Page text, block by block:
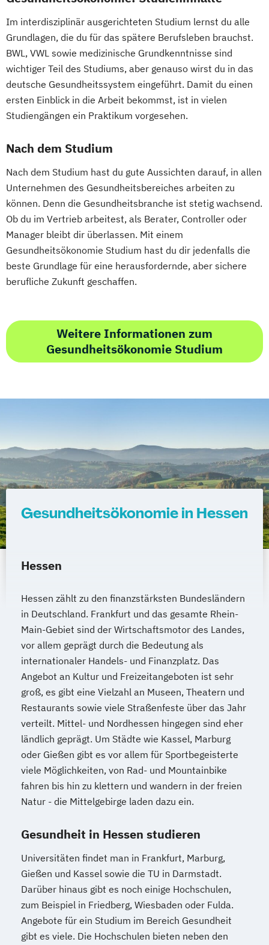
Im interdisziplinär ausgerichteten Studium lernst du alle
Grundlagen, die du für das spätere Berufsleben brauchst.
BWL, VWL sowie medizinische Grundkenntnisse sind
wichtiger Teil des Studiums, aber genauso wirst du in das
deutsche Gesundheitssystem eingeführt. Damit du einen
ersten Einblick in die Arbeit bekommst, ist in vielen
Studiengängen ein Praktikum vorgesehen.
Nach dem Studium
Nach dem Studium hast du gute Aussichten darauf, in allen
Unternehmen des Gesundheitsbereiches arbeiten zu
können. Denn die Gesundheitsbranche ist stetig wachsend.
Ob du im Vertrieb arbeitest, als Berater, Controller oder
Manager bleibt dir überlassen. Mit einem
Gesundheitsökonomie Studium hast du dir jedenfalls die
beste Grundlage für eine herausfordernde, aber sichere
berufliche Zukunft geschaffen.
Weitere Informationen zum
Gesundheitsökonomie Studium
Gesundheitsökonomie in Hessen
Hessen
Hessen zählt zu den finanzstärksten Bundesländern
in Deutschland. Frankfurt und das gesamte Rhein-
Main-Gebiet sind der Wirtschaftsmotor des Landes,
vor allem geprägt durch die Bedeutung als
internationaler Handels- und Finanzplatz. Das
Angebot an Kultur und Freizeitangeboten ist sehr
groß, es gibt eine Vielzahl an Museen, Theatern und
Restaurants sowie viele Straßenfeste über das Jahr
verteilt. Mittel- und Nordhessen hingegen sind eher
ländlich geprägt. Um Städte wie Kassel, Marburg
oder Gießen gibt es vor allem für Sportbegeisterte
viele Möglichkeiten, von Rad- und Mountainbike
fahren bis hin zu klettern und wandern in der freien
Natur - die Mittelgebirge laden dazu ein.
Gesundheit in Hessen studieren
Universitäten findet man in Frankfurt, Marburg,
Gießen und Kassel sowie die TU in Darmstadt.
Darüber hinaus gibt es noch einige Hochschulen,
zum Beispiel in Friedberg, Wiesbaden oder Fulda.
Angebote für ein Studium im Bereich Gesundheit
gibt es viele. Die Hochschulen bieten neben den